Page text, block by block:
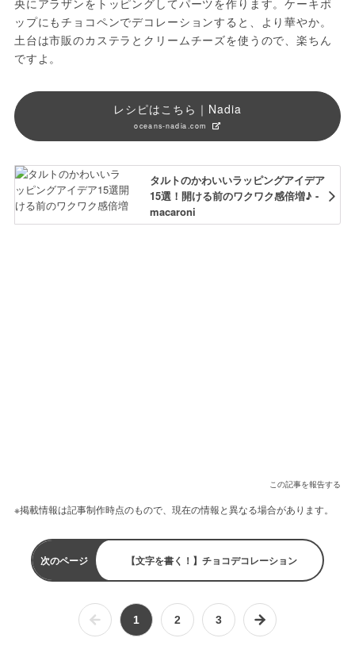
央にアラザンをトッピングしてパーツを作ります。ケーキポ
ップにもチョコペンでデコレーションすると、より華やか。
土台は市販のカステラとクリームチーズを使うので、楽ちん
ですよ。
レシピはこちら｜Nadia
oceans-nadia.com
タルトのかわいいラッピングアイデア
15選！開ける前のワクワク感倍増♪ -
macaroni
この記事を報告する
※掲載情報は記事制作時点のもので、現在の情報と異なる場合があります。
次のページ 【文字を書く！】チョコデコレーション
1 2 3